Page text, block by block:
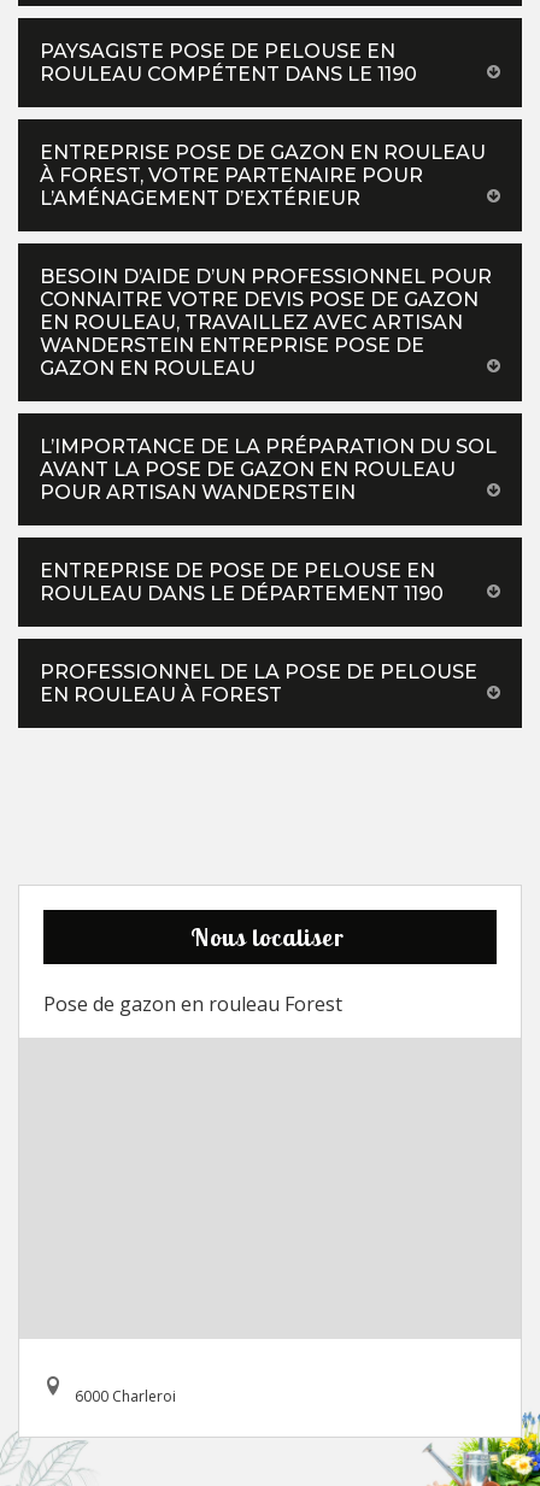
PAYSAGISTE POSE DE PELOUSE EN
ROULEAU COMPÉTENT DANS LE 1190
ENTREPRISE POSE DE GAZON EN ROULEAU
À FOREST, VOTRE PARTENAIRE POUR
L’AMÉNAGEMENT D’EXTÉRIEUR
BESOIN D’AIDE D’UN PROFESSIONNEL POUR
CONNAITRE VOTRE DEVIS POSE DE GAZON
EN ROULEAU, TRAVAILLEZ AVEC ARTISAN
WANDERSTEIN ENTREPRISE POSE DE
GAZON EN ROULEAU
L’IMPORTANCE DE LA PRÉPARATION DU SOL
AVANT LA POSE DE GAZON EN ROULEAU
POUR ARTISAN WANDERSTEIN
ENTREPRISE DE POSE DE PELOUSE EN
ROULEAU DANS LE DÉPARTEMENT 1190
PROFESSIONNEL DE LA POSE DE PELOUSE
EN ROULEAU À FOREST
Nous localiser
Pose de gazon en rouleau Forest
6000 Charleroi